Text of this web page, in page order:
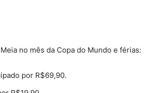
no mês da Copa do Mundo e férias:
por R$69,90.